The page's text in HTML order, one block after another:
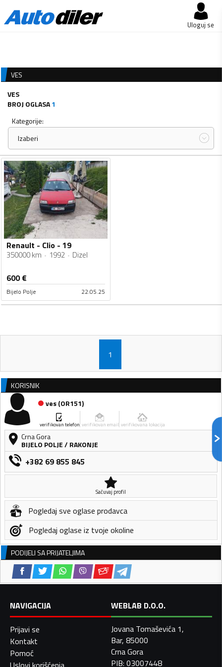
Uloguj se
VES
VES
BROJ OGLASA1
Kategorije:
Izaberi
Renault - Clio - 19
350000 km 1992 Dizel
600€
Bijelo Polje 22.05.25
1
KORISNIK
ves(OR151)
verifikovan telefon verifikovan email verifikovana lokacija
Crna Gora
BIJELO POLJE/ RAKONJE
+382 69 855 845
Sačuvaj profil
Pogledaj sve oglase prodavca
Pogledaj oglase iz tvoje okoline
PODIJELI SA PRIJATELJIMA
NAVIGACIJA
Prijavi se
Kontakt
Pomoć
WEBLAB D.O.O.
Jovana Tomaševića 1,
Bar, 85000
Crna Gora
PIB: 03007448